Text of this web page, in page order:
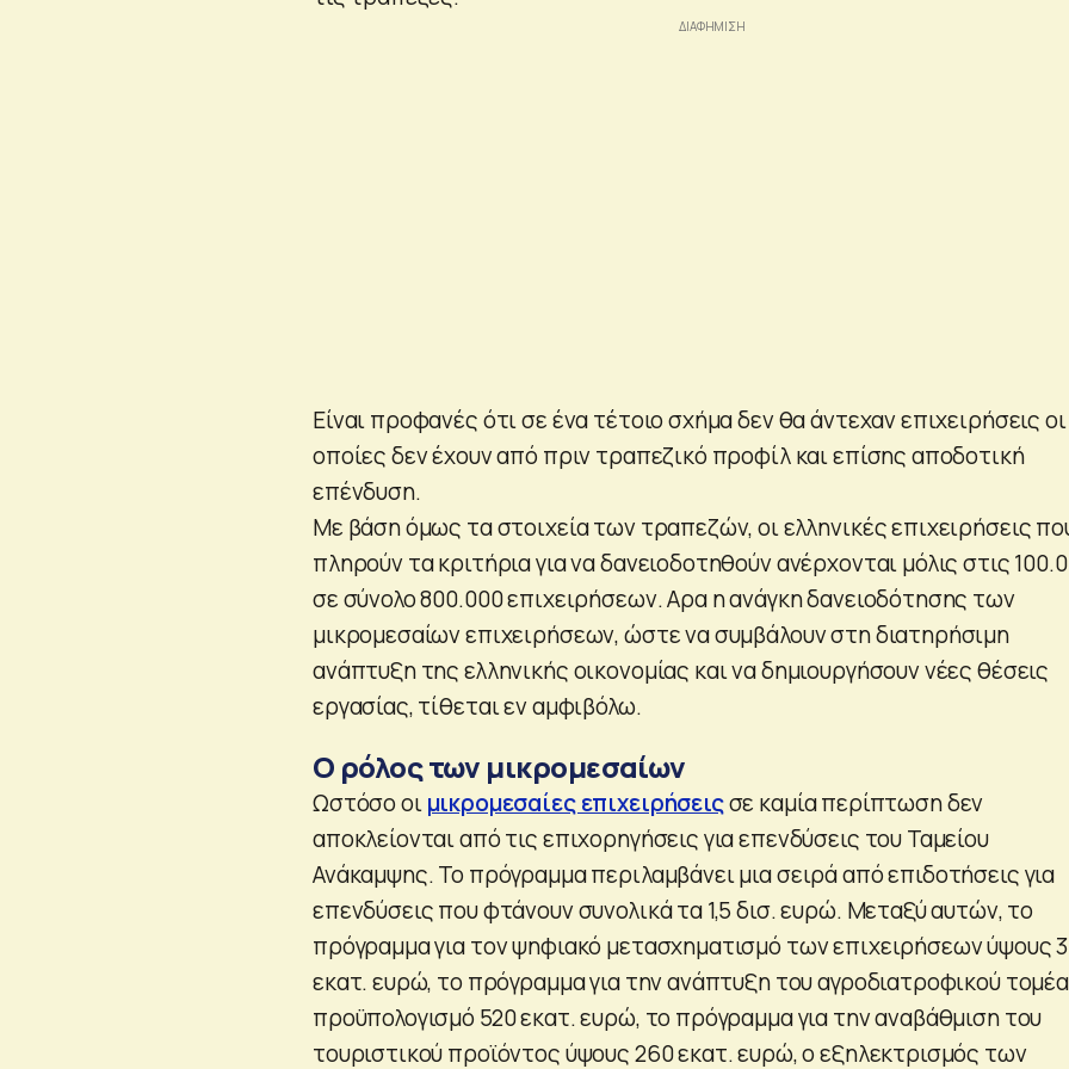
Είναι προφανές ότι σε ένα τέτοιο σχήμα δεν θα άντεχαν επιχειρήσεις οι
οποίες δεν έχουν από πριν τραπεζικό προφίλ και επίσης αποδοτική
επένδυση.
Με βάση όμως τα στοιχεία των τραπεζών, οι ελληνικές επιχειρήσεις
πληρούν τα κριτήρια για να δανειοδοτηθούν ανέρχονται μόλις στις
σε σύνολο 800.000 επιχειρήσεων. Αρα η ανάγκη δανειοδότησης των
μικρομεσαίων επιχειρήσεων, ώστε να συμβάλουν στη διατηρήσιμη
ανάπτυξη της ελληνικής οικονομίας και να δημιουργήσουν νέες θέσεις
εργασίας, τίθεται εν αμφιβόλω.
Ο ρόλος των μικρομεσαίων
Ωστόσο οιμικρομεσαίες επιχειρήσειςσε καμία περίπτωση δεν
αποκλείονται από τις επιχορηγήσεις για επενδύσεις του Ταμείου
Ανάκαμψης. Το πρόγραμμα περιλαμβάνει μια σειρά από επιδοτήσεις για
επενδύσεις που φτάνουν συνολικά τα 1,5 δισ. ευρώ. Μεταξύ αυτών, το
πρόγραμμα για τον ψηφιακό μετασχηματισμό των επιχειρήσεων ύψους
εκατ. ευρώ, το πρόγραμμα για την ανάπτυξη του αγροδιατροφικού
προϋπολογισμό 520 εκατ. ευρώ, το πρόγραμμα για την αναβάθμιση του
τουριστικού προϊόντος ύψους 260 εκατ. ευρώ, ο εξηλεκτρισμός των